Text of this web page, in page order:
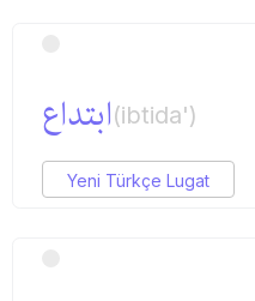
ابتداع(ibtida')
Yeni Türkçe Lugat